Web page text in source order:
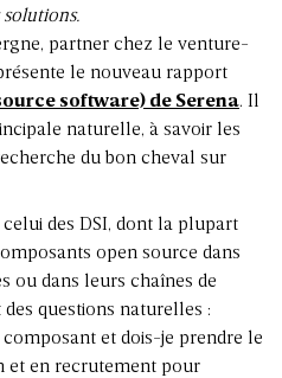
partner chez le venture-
le nouveau rapport
software) de Serena. Il
naturelle, à savoir les
du bon cheval sur
des DSI, dont la plupart
open source dans
ou dans leurs chaînes de
questions naturelles :
et dois-je prendre le
et en recrutement pour